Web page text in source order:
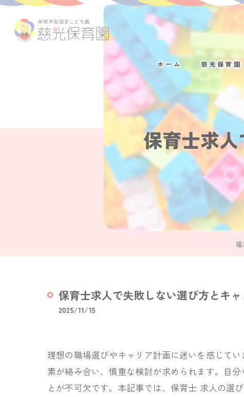
ホーム 慈光保育園
保育士求
福
保育士求人で失敗しない選び方とキ
2025/11/15
理想の職場選びやキャリア計画に迷いを感じて
素が絡み合い、慎重な検討が求められます。自
とが不可欠です。本記事では、保育士 求人の選